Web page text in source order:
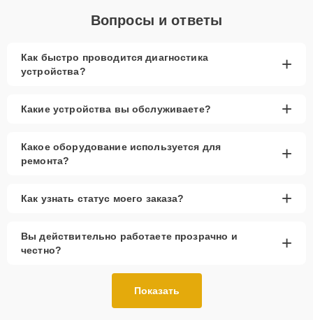
Вопросы и ответы
Как быстро проводится диагностика
устройства?
+
Какие устройства вы обслуживаете? +
Какое оборудование используется для
ремонта?
+
Как узнать статус моего заказа? +
Вы действительно работаете прозрачно и
честно?
+
Показать